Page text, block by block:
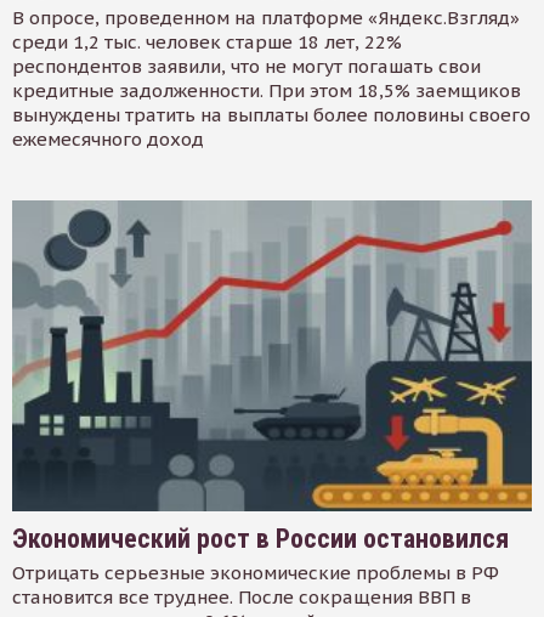
В опросе, проведенном на платформе «Яндекс.Взгляд»
среди 1,2 тыс. человек старше 18 лет, 22%
респондентов заявили, что не могут погашать свои
кредитные задолженности. При этом 18,5% заемщиков
вынуждены тратить на выплаты более половины своего
ежемесячного доход
Экономический рост в России остановился
Отрицать серьезные экономические проблемы в РФ
становится все труднее. После сокращения ВВП в